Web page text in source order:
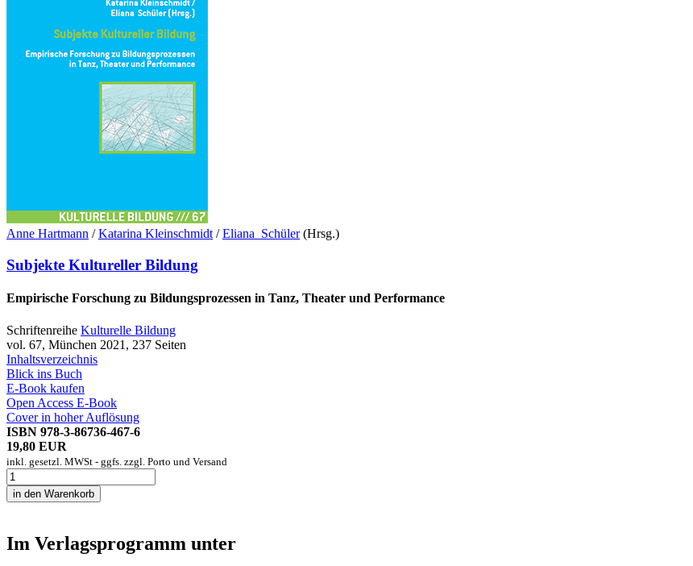
Anne Hartmann /Katarina Kleinschmidt /Eliana Schüler(Hrsg.)
Subjekte Kultureller Bildung
Empirische Forschung zu Bildungsprozessen in Tanz, Theater und Performance
Schriftenreihe Kulturelle Bildung
vol. 67, München 2021, 237 Seiten
Inhaltsverzeichnis
Blick ins Buch
E-Book kaufen
Open Access E-Book
Cover in hoher Auflösung
ISBN 978-3-86736-467-6
19,80 EUR
inkl. gesetzl. MWSt - ggfs. zzgl. Porto und Versand
Im Verlagsprogramm unter